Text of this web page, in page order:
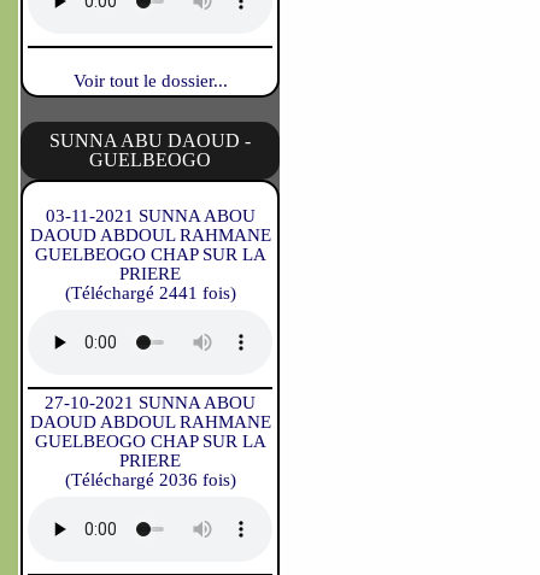
Voir tout le dossier...
SUNNA ABU DAOUD -
GUELBEOGO
03-11-2021 SUNNA ABOU
DAOUD ABDOUL RAHMANE
GUELBEOGO CHAP SUR LA
PRIERE
(Téléchargé 2441 fois)
27-10-2021 SUNNA ABOU
DAOUD ABDOUL RAHMANE
GUELBEOGO CHAP SUR LA
PRIERE
(Téléchargé 2036 fois)